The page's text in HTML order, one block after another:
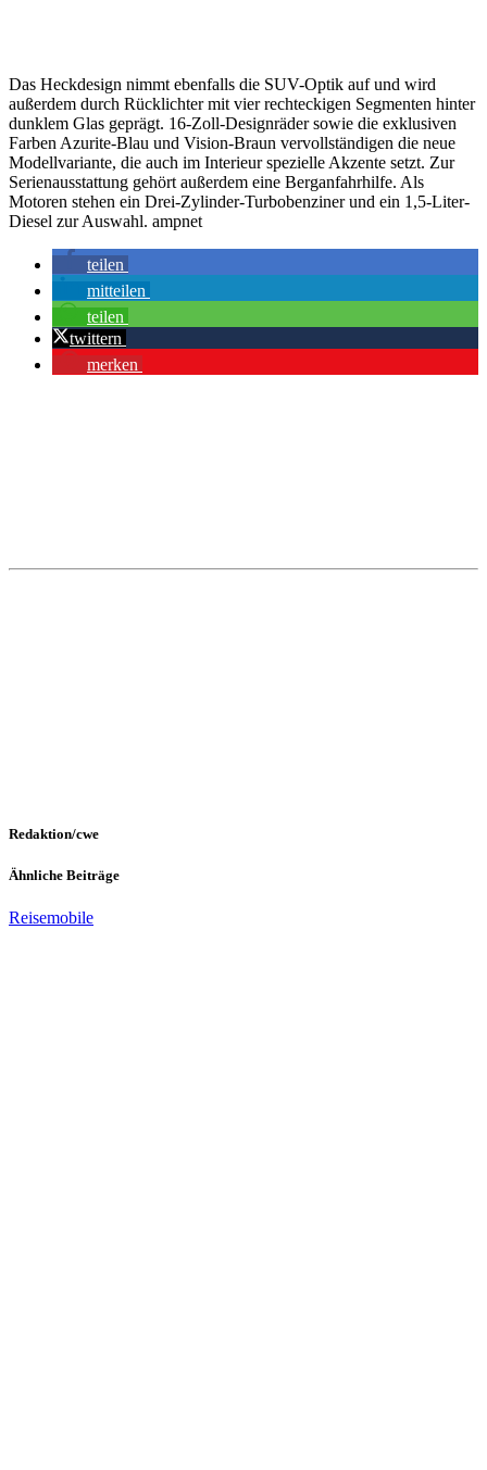
Das Heckdesign nimmt ebenfalls die SUV-Optik auf und wird
außerdem durch Rücklichter mit vier rechteckigen Segmenten hinter
dunklem Glas geprägt. 16-Zoll-Designräder sowie die exklusiven
Farben Azurite-Blau und Vision-Braun vervollständigen die neue
Modellvariante, die auch im Interieur spezielle Akzente setzt. Zur
Serienausstattung gehört außerdem eine Berganfahrhilfe. Als
Motoren stehen ein Drei-Zylinder-Turbobenziner und ein 1,5-Liter-
Diesel zur Auswahl. ampnet
teilen
mitteilen
teilen
twittern
merken
Redaktion/cwe
Ähnliche Beiträge
Reisemobile